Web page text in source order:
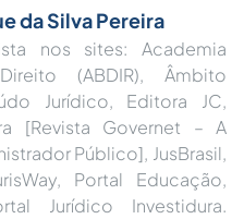
da Silva Pereira
nos sites: Academia
(ABDIR), Âmbito
Jurídico, Editora JC,
[Revista Governet – A
Público], JusBrasil,
Portal Educação,
Jurídico Investidura.